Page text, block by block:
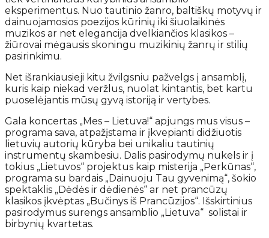
eksperimentus. Nuo tautinio žanro, baltiškų motyvų ir
dainuojamosios poezijos kūrinių iki šiuolaikinės
muzikos ar net elegancija dvelkiančios klasikos –
žiūrovai mėgausis skoningu muzikinių žanrų ir stilių
pasirinkimu.
Net išrankiausieji kitu žvilgsniu pažvelgs į ansamblį,
kuris kaip niekad veržlus, nuolat kintantis, bet kartu
puoselėjantis mūsų gyvą istoriją ir vertybes.
Gala koncertas „Mes – Lietuva!“ apjungs mus visus –
programa sava, atpažįstama ir įkvepianti didžiuotis
lietuvių autorių kūryba bei unikaliu tautinių
instrumentų skambesiu. Dalis pasirodymų nukels ir į
tokius „Lietuvos“ projektus kaip misterija „Perkūnas“,
programa su bardais „Dainuoju Tau gyvenimą“, šokio
spektaklis „Dėdės ir dėdienės“ ar net prancūzų
klasikos įkvėptas „Bučinys iš Prancūzijos“. Išskirtinius
pasirodymus surengs ansamblio „Lietuva“ solistai ir
birbynių kvartetas.